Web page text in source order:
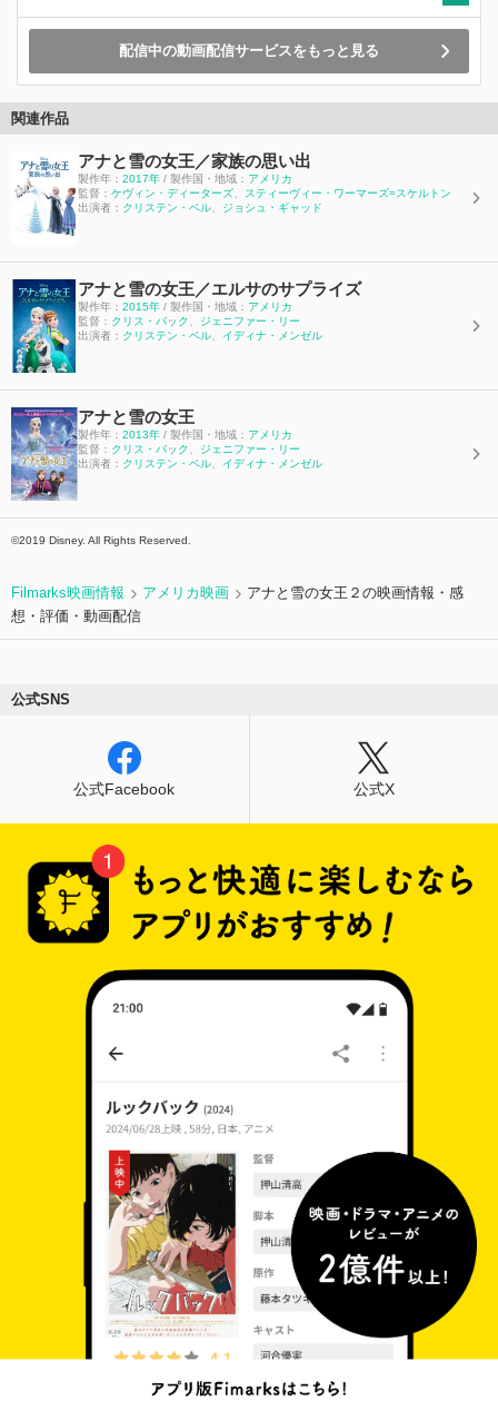
配信中の動画配信サービスをもっと見る
関連作品
アナと雪の女王／家族の思い出
製作年： 2017年 / 製作国・地域： アメリカ
監督： ケヴィン・ディーターズ、 スティーヴィー・ワーマーズ=スケルトン
出演者： クリステン・ベル、 ジョシュ・ギャッド
アナと雪の女王／エルサのサプライズ
製作年： 2015年 / 製作国・地域： アメリカ
監督： クリス・バック、 ジェニファー・リー
出演者： クリステン・ベル、 イディナ・メンゼル
アナと雪の女王
製作年： 2013年 / 製作国・地域： アメリカ
監督： クリス・バック、 ジェニファー・リー
出演者： クリステン・ベル、 イディナ・メンゼル
©2019 Disney. All Rights Reserved.
Filmarks映画情報 アメリカ映画
アナと雪の女王２の映画情報・感
想・評価・動画配信
公式SNS
公式Facebook 公式X